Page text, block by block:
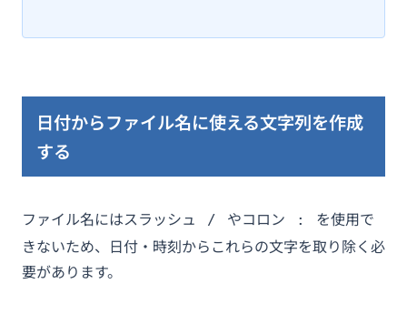
日付からファイル名に使える文字列を作成
する
ファイル名にはスラッシュ / やコロン :
を使用で
きないため、日付・時刻からこれらの文字を取り除く必
要があります。